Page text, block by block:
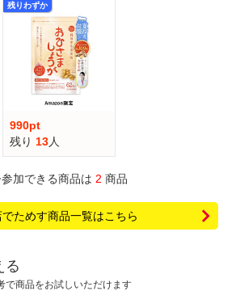
990pt
残り 13人
残りわずか
加できる商品は 2 商品
でためす商品一覧はこちら
る
で商品をお試しいただけます